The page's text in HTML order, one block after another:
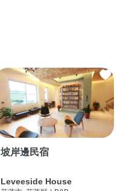
坡岸邊民宿
Leveeside House